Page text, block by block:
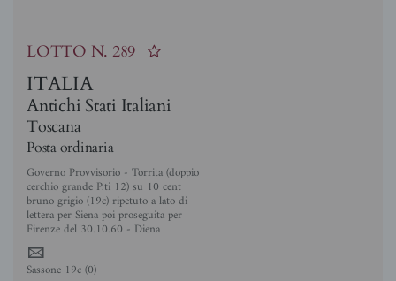
LOTTO N. 289
ITALIA
Antichi Stati Italiani
Toscana
Posta ordinaria
Governo Provvisorio - Torrita (doppio
cerchio grande P.ti 12) su 10 cent
bruno grigio (19c) ripetuto a lato di
lettera per Siena poi proseguita per
Firenze del 30.10.60 - Diena
4
Sassone 19c (0)